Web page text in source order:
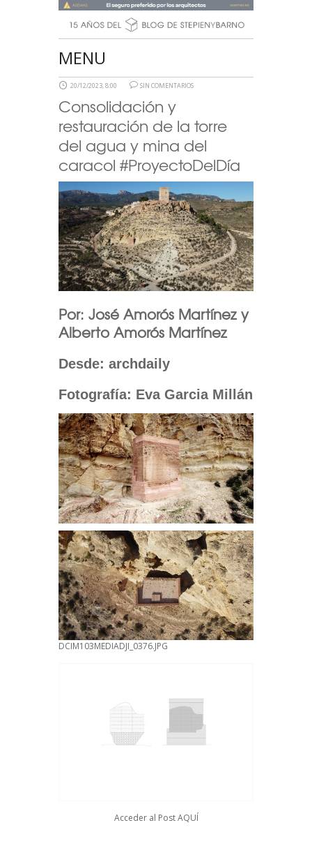
MENU
20/12/2023, 8:00 SIN COMENTARIOS
Consolidación y
restauración de la torre
del agua y mina del
caracol #ProyectoDelDía
Por: José Amorós Martínez y
Alberto Amorós Martínez
Desde: archdaily
Fotografía: Eva Garcia Millán
DCIM103MEDIADJI_0376.JPG
Acceder al PostAQUÍ